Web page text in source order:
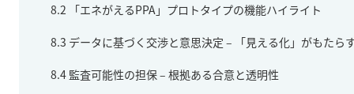
8.2 「エネがえるPPA」プロトタイプの機能ハイライト
8.3 データに基づく交渉と意思決定 – 「見える化」がもたら
8.4 監査可能性の担保 – 根拠ある合意と透明性